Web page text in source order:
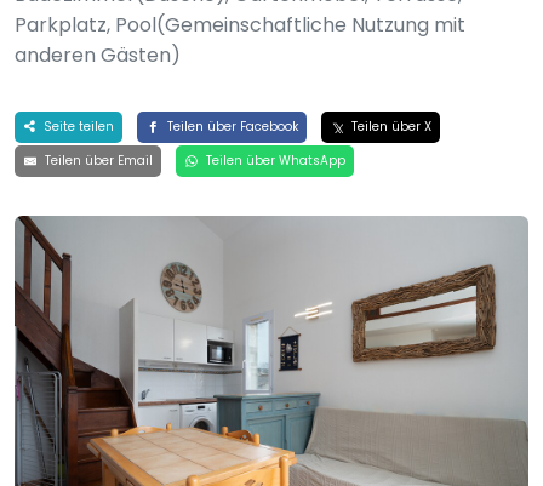
Parkplatz, Pool(Gemeinschaftliche Nutzung mit
anderen Gästen)
Seite teilen Teilen über Facebook
Teilen über X
Teilen über Email
Teilen über WhatsApp